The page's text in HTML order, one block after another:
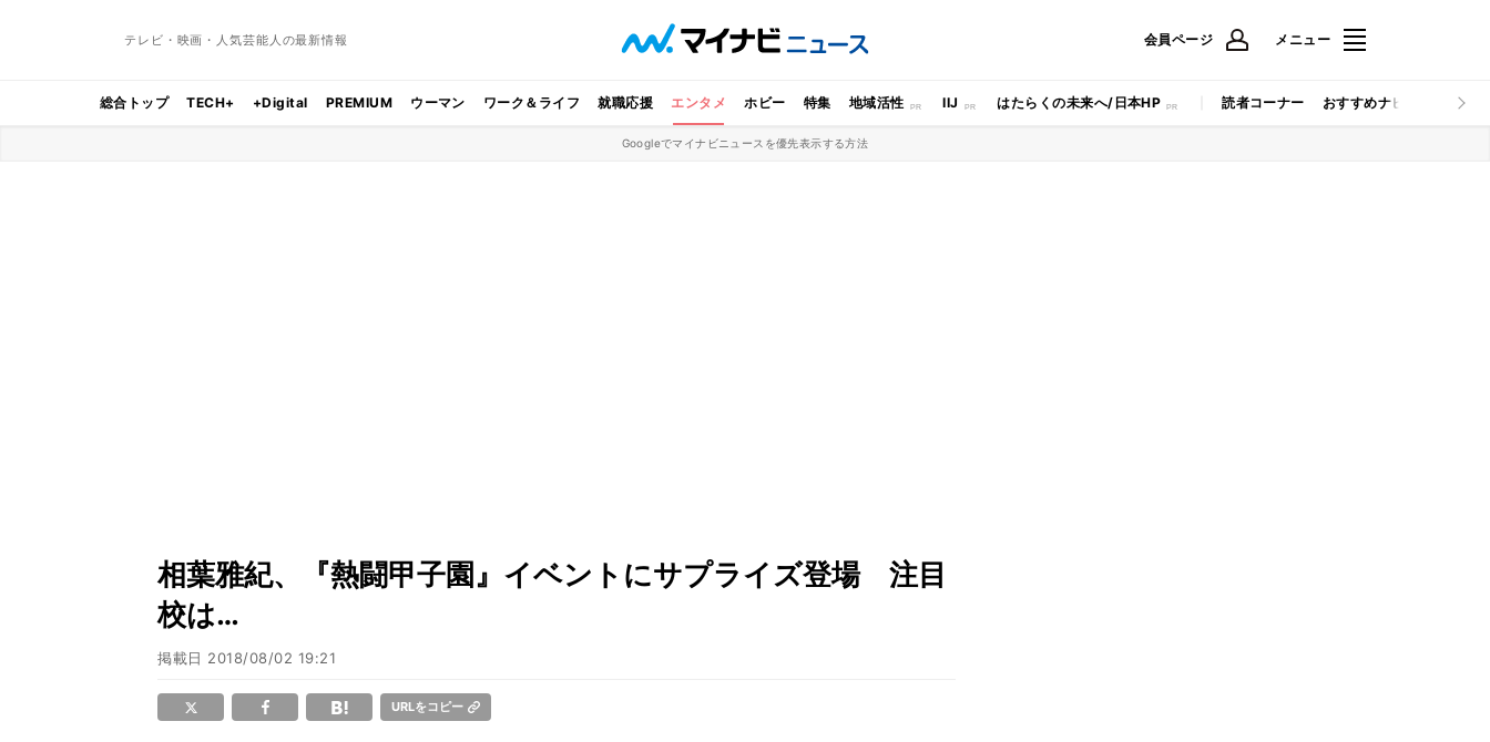
テレビ・映画・人気芸能人の最新情報 会員ページ メニュー
総合トップ TECH+ +Digital PREMIUM ウーマン ワーク＆ライフ 就職応援 エンタメ ホビー 特集 地域活性 IIJ はたらくの未来へ/日本HP 読者コーナー おすすめナビ マイナビ
Googleでマイナビニュースを優先表示する方法
相葉雅紀、『熱闘甲子園』イベントにサプライズ登場 注目
校は…
掲載日 2018/08/02 19:21
URLをコピー